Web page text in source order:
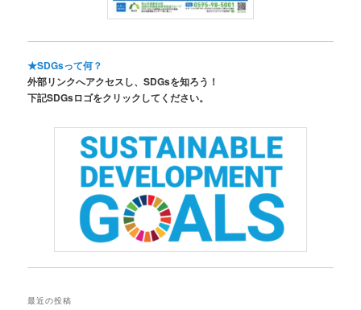
★SDGsって何？
外部リンクへアクセスし、SDGsを知ろう！
下記SDGsロゴをクリックしてください。
最近の投稿